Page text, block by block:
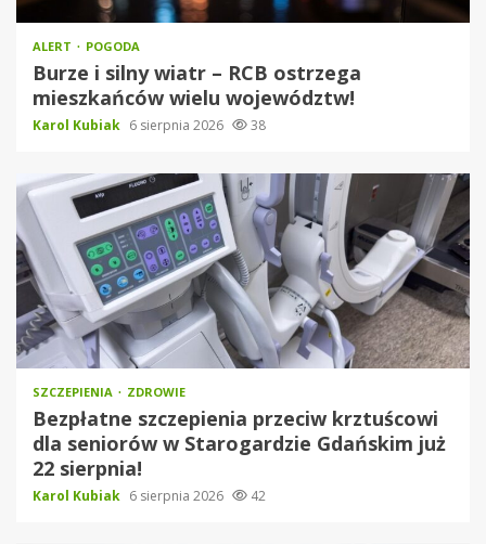
ALERT POGODA
Burze i silny wiatr – RCB ostrzega
mieszkańców wielu województw!
Karol Kubiak 6 sierpnia 2026 38
SZCZEPIENIA ZDROWIE
Bezpłatne szczepienia przeciw krztuścowi
dla seniorów w Starogardzie Gdańskim już
22 sierpnia!
Karol Kubiak 6 sierpnia 2026 42